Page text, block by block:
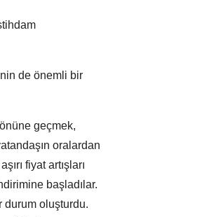
de önemli bir
geçmek,
oralardan
fiyat artışları
başladılar.
durum oluşturdu.